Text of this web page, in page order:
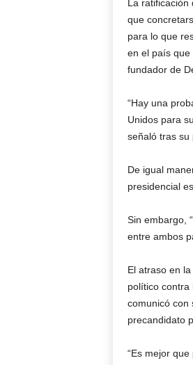
La ratificación
que
para lo que
en el país que
fundador de
“Hay una
Unidos para
señaló tras su
De igual
presidencial
Sin embargo,
entre ambos
El atraso en
político contra
comunicó con
precandidato
“Es mejor